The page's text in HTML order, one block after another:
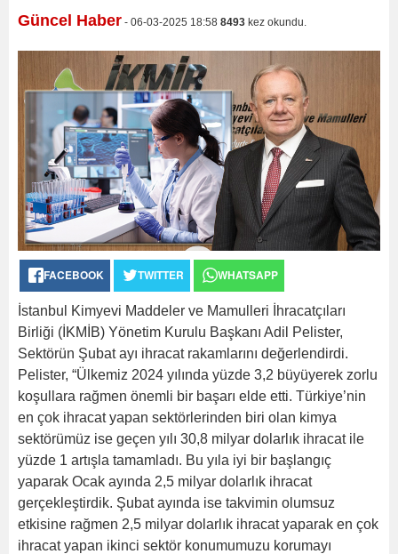
Güncel Haber - 06-03-2025 18:58 8493 kez okundu.
FACEBOOK TWITTER WHATSAPP
İstanbul Kimyevi Maddeler ve Mamulleri İhracatçıları
Birliği (İKMİB) Yönetim Kurulu Başkanı Adil Pelister,
Sektörün Şubat ayı ihracat rakamlarını değerlendirdi.
Pelister, “Ülkemiz 2024 yılında yüzde 3,2 büyüyerek zorlu
koşullara rağmen önemli bir başarı elde etti. Türkiye’nin
en çok ihracat yapan sektörlerinden biri olan kimya
sektörümüz ise geçen yılı 30,8 milyar dolarlık ihracat ile
yüzde 1 artışla tamamladı. Bu yıla iyi bir başlangıç
yaparak Ocak ayında 2,5 milyar dolarlık ihracat
gerçekleştirdik. Şubat ayında ise takvimin olumsuz
etkisine rağmen 2,5 milyar dolarlık ihracat yaparak en çok
ihracat yapan ikinci sektör konumumuzu korumayı